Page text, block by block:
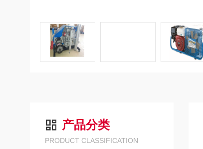
产品分类
PRODUCT CLASSIFICATION